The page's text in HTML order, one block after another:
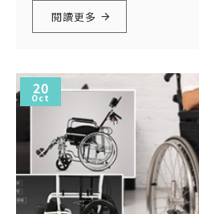
閱讀更多
20
Oct